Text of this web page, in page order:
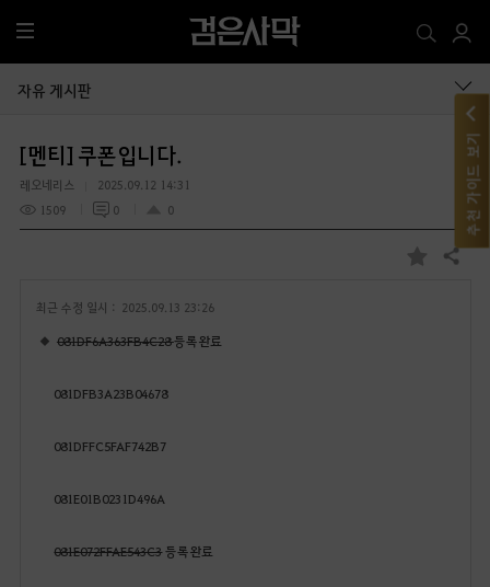
전
체
메
자유 게시판
[멘티] 쿠폰입니다.
레오네리스
2025.09.12 14:31
1509
0 0
즐
공유하기
최근 수정 일시 : 2025.09.13 23:26
081DF6A363FB4C28등록완료
081DFB3A23B04678
081DFFC5FAF742B7
081E01B0231D496A
081E072FFAE543C3등록완료
추천 가이드 보기